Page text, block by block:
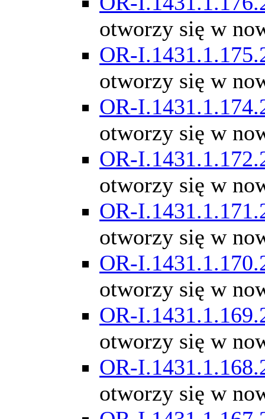
otworzy się w
OR-
otworzy się w
OR-
otworzy się w
OR-
otworzy się w
OR-
otworzy się w
OR-
otworzy się w
OR-
otworzy się w
OR-
otworzy się w